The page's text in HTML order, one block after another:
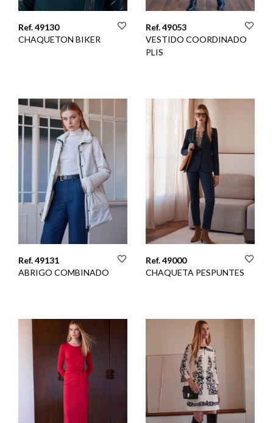
Ref. 49130
CHAQUETON BIKER
Ref. 49053
VESTIDO COORDINADO
PLIS
Ref. 49131
ABRIGO COMBINADO
Ref. 49000
CHAQUETA PESPUNTES